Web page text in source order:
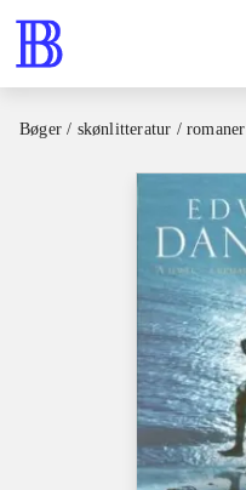
Bøger / skønlitteratur / romaner